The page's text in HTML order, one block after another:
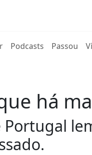
(current)
Podcasts Passou
há